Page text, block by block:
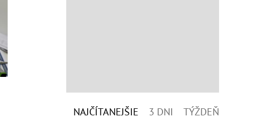
NAJČÍTANEJŠIE 3 DNI TÝŽDEŇ